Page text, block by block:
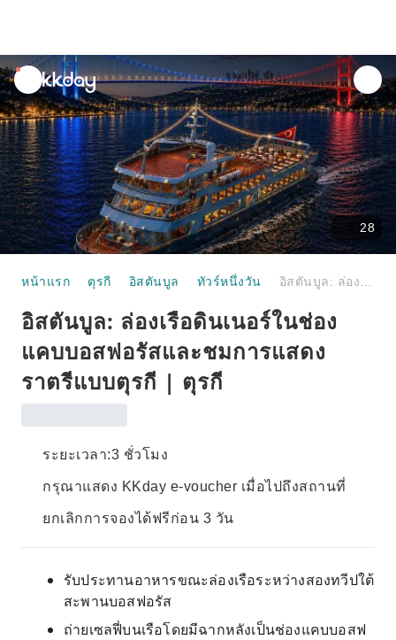
unread
notifications
28
หน้าแรก ตุรกี อิสตันบูล ทัวร์หนึ่งวัน
อิสตันบูล: ล่องเรือดินเนอร์ในช่อง
แคบบอสฟอรัสและชมการแสดง
ราตรีแบบตุรกี | ตุรกี
ระยะเวลา:3 ชั่วโมง
กรุณาแสดง KKday e-voucher เมื่อไปถึงสถานที่
ยกเลิกการจองได้ฟรีก่อน 3 วัน
รับประทานอาหารขณะล่องเรือระหว่างสองทวีปใต้
สะพานบอสฟอรัส
ถ่ายเซลฟี่บนเรือโดยมีฉากหลังเป็นช่องแคบบอสฟ